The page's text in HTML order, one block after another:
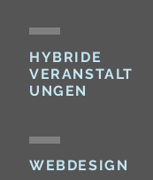
HYBRIDE
VERANSTALT
UNGEN
WEBDESIGN